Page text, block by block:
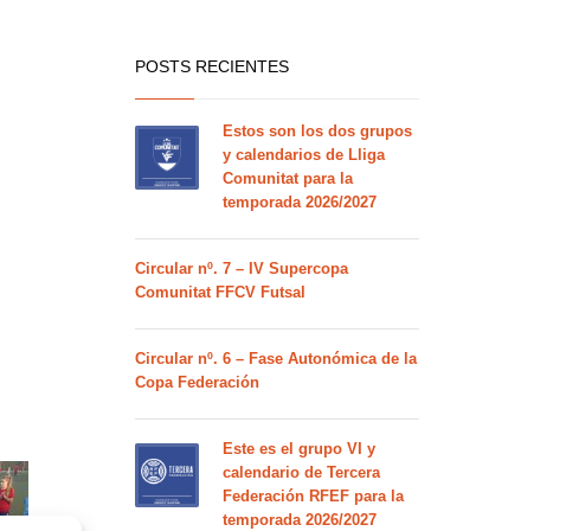
POSTS RECIENTES
Estos son los dos grupos
y calendarios de Lliga
Comunitat para la
temporada 2026/2027
Circular nº. 7 – IV Supercopa
Comunitat FFCV Futsal
Circular nº. 6 – Fase Autonómica de la
Copa Federación
Este es el grupo VI y
calendario de Tercera
Federación RFEF para la
temporada 2026/2027